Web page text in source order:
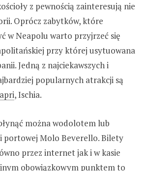
z pewnością zainteresują nie
Oprócz zabytków, które
w Neapolu warto przyjrzeć się
przy której usytuowana
Jedną z najciekawszych i
popularnych atrakcji są
, Ischia.
można wodolotem lub
portowej Molo Beverello. Bilety
przez internet jak i w kasie
obowiązkowym punktem to